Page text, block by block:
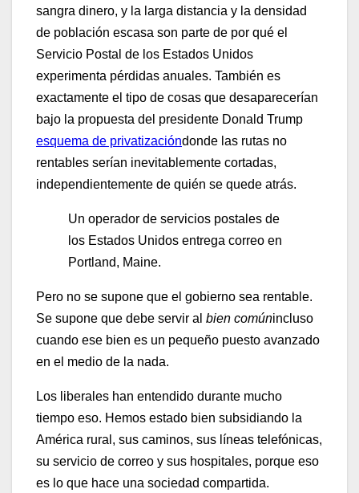
sangra dinero, y la larga distancia y la densidad
de población escasa son parte de por qué el
Servicio Postal de los Estados Unidos
experimenta pérdidas anuales. También es
exactamente el tipo de cosas que desaparecerían
bajo la propuesta del presidente Donald Trump
esquema de privatizacióndonde las rutas no
rentables serían inevitablemente cortadas,
independientemente de quién se quede atrás.
Un operador de servicios postales de
los Estados Unidos entrega correo en
Portland, Maine.
Pero no se supone que el gobierno sea rentable.
Se supone que debe servir al bien comúnincluso
cuando ese bien es un pequeño puesto avanzado
en el medio de la nada.
Los liberales han entendido durante mucho
tiempo eso. Hemos estado bien subsidiando la
América rural, sus caminos, sus líneas telefónicas,
su servicio de correo y sus hospitales, porque eso
es lo que hace una sociedad compartida.